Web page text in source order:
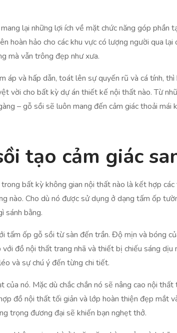
lại những lợi ích về mặt chức năng góp phần
hoàn hảo cho các khu vực có lượng người qua
mà vẫn trông đẹp như xưa.
áp và hấp dẫn, toát lên sự quyến rũ và cá tính,
vời cho bất kỳ dự án thiết kế nội thất nào. Từ
– gỗ sồi sẽ luôn mang đến cảm giác thoải mái
tạo cảm giác
bất kỳ không gian nội thất nào là kết hợp
nào. Cho dù nó được sử dụng ở dạng tấm ốp
sánh bằng.
tấm ốp gỗ sồi từ sàn đến trần. Độ mịn và bóng
đồ nội thất trang nhã và thiết bị chiếu sáng
và sự chú ý đến từng chi tiết.
nó. Mặc dù chắc chắn nó sẽ nâng cao nội
đồ nội thất tối giản và lớp hoàn thiện đẹp
trọng đương đại sẽ khiến bạn nghẹt thở.